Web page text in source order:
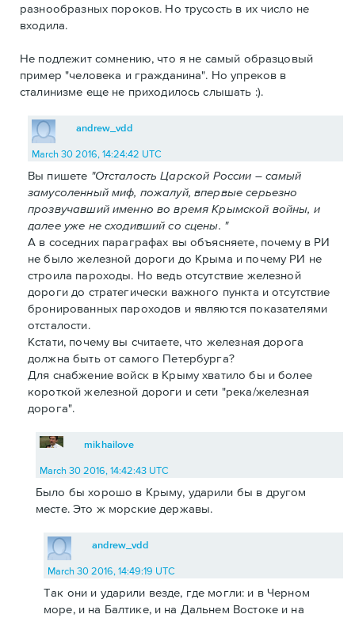
разнообразных пороков. Но трусость в их число не
входила.
Не подлежит сомнению, что я не самый образцовый
пример "человека и гражданина". Но упреков в
сталинизме еще не приходилось слышать :).
andrew_vdd
March 30 2016, 14:24:42 UTC
Вы пишете "Отсталость Царской России – самый
замусоленный миф, пожалуй, впервые серьезно
прозвучавший именно во время Крымской войны, и
далее уже не сходивший со сцены. "
А в соседних параграфах вы объясняете, почему в РИ
не было железной дороги до Крыма и почему РИ не
строила пароходы. Но ведь отсутствие железной
дороги до стратегически важного пункта и отсутствие
бронированных пароходов и являются показателями
отсталости.
Кстати, почему вы считаете, что железная дорога
должна быть от самого Петербурга?
Для снабжение войск в Крыму хватило бы и более
короткой железной дороги и сети "река/железная
дорога".
mikhailove
March 30 2016, 14:42:43 UTC
Было бы хорошо в Крыму, ударили бы в другом
месте. Это ж морские державы.
andrew_vdd
March 30 2016, 14:49:19 UTC
Так они и ударили везде, где могли: и в Черном
море, и на Балтике, и на Дальнем Востоке и на